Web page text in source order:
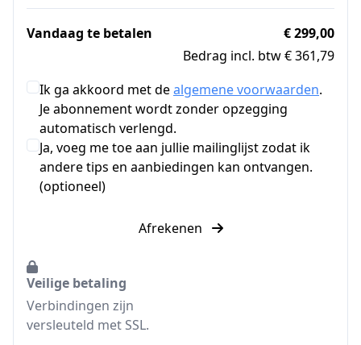
Vandaag te betalen
€ 299,00
Bedrag incl. btw € 361,79
Ik ga akkoord met dealgemene voorwaarden.
Je abonnement wordt zonder opzegging
automatisch verlengd.
Ja, voeg me toe aan jullie mailinglijst zodat ik
andere tips en aanbiedingen kan ontvangen.
(optioneel)
Afrekenen
Veilige betaling
Verbindingen zijn
versleuteld met SSL.